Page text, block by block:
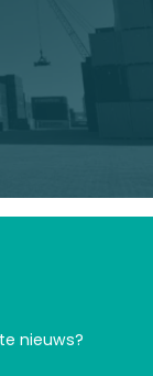
nieuws?